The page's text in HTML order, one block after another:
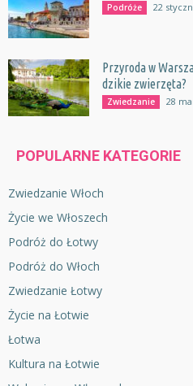
Podróże 22
Przyroda w
dzikie zwierzęta?
Zwiedzanie 28
POPULARNE KATEGORIE
Zwiedzanie Włoch
Życie we Włoszech
Podróż do Łotwy
Podróż do Włoch
Zwiedzanie Łotwy
Życie na Łotwie
Łotwa
Kultura na Łotwie